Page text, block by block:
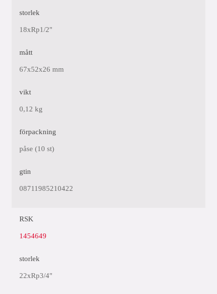
storlek
18xRp1/2"
mått
67x52x26 mm
vikt
0,12 kg
förpackning
påse (10 st)
gtin
08711985210422
RSK
1454649
storlek
22xRp3/4"